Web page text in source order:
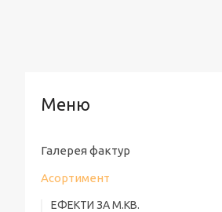
Галерея фактур
Асортимент
ЕФЕКТИ ЗА М.КВ.